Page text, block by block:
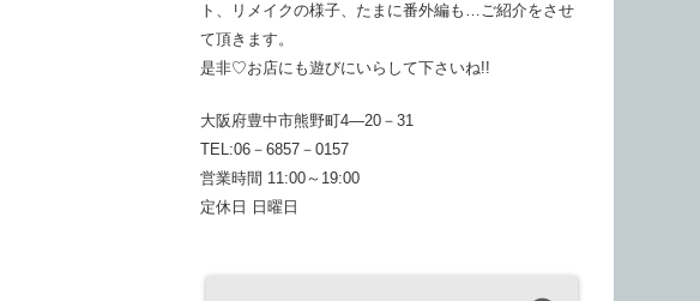
ト、リメイクの様子、たまに番外編も…ご紹介をさせ
て頂きます。
是非♡お店にも遊びにいらして下さいね!!
大阪府豊中市熊野町4―20－31
TEL:06－6857－0157
営業時間 11:00～19:00
定休日 日曜日